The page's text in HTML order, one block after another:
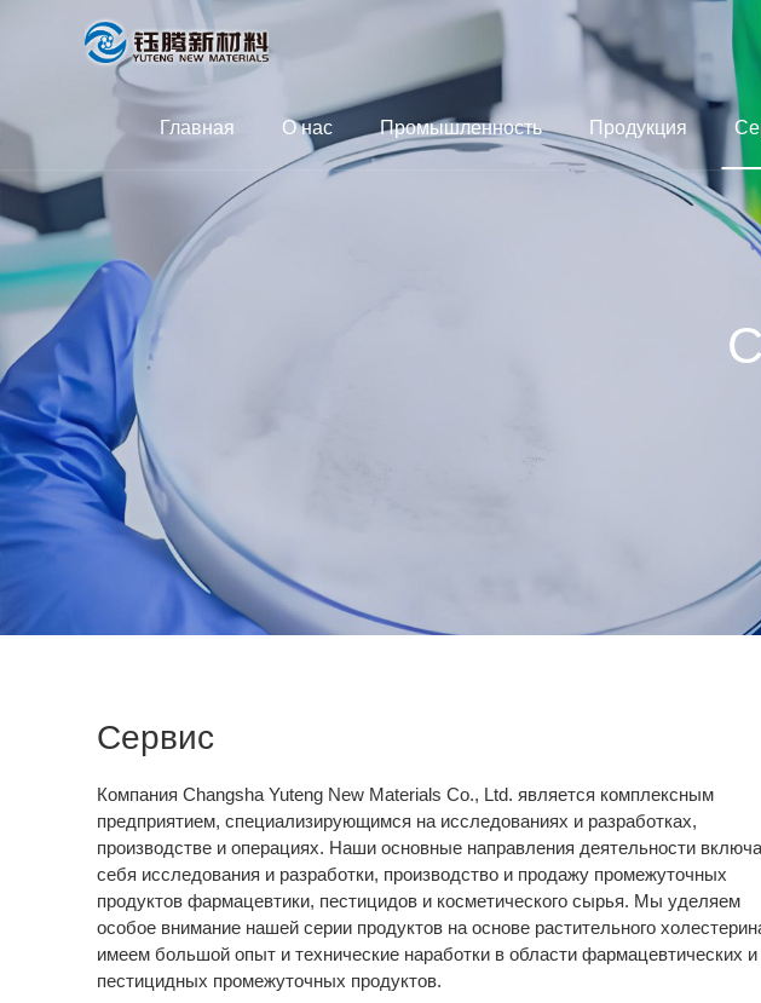
Главная О нас Промышленность Продукция
Сервис
Компания Changsha Yuteng New Materials Co., Ltd. является комплексным
предприятием, специализирующимся на исследованиях и разработках,
производстве и операциях. Наши основные направления деятельности
себя исследования и разработки, производство и продажу промежуточных
продуктов фармацевтики, пестицидов и косметического сырья. Мы уделяем
особое внимание нашей серии продуктов на основе растительного
имеем большой опыт и технические наработки в области фармацевтических и
пестицидных промежуточных продуктов.